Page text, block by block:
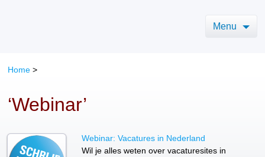
Menu
Home >
‘Webinar’
Webinar: Vacatures in Nederland
Wil je alles weten over vacaturesites in